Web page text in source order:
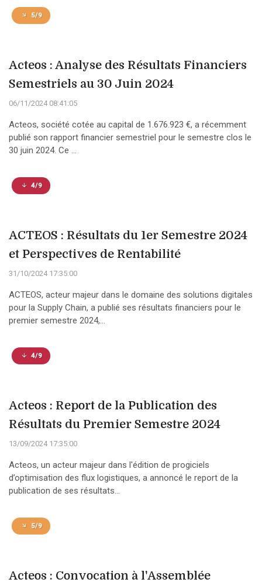
5/9
Acteos : Analyse des Résultats Financiers
Semestriels au 30 Juin 2024
06/11/2024 08:41:05
Acteos, société cotée au capital de 1.676.923 €, a récemment
publié son rapport financier semestriel pour le semestre clos le
30 juin 2024. Ce ...
4/9
ACTEOS : Résultats du 1er Semestre 2024
et Perspectives de Rentabilité
31/10/2024 17:35:00
ACTEOS, acteur majeur dans le domaine des solutions digitales
pour la Supply Chain, a publié ses résultats financiers pour le
premier semestre 2024,...
4/9
Acteos : Report de la Publication des
Résultats du Premier Semestre 2024
13/09/2024 17:35:00
Acteos, un acteur majeur dans l'édition de progiciels
d’optimisation des flux logistiques, a annoncé le report de la
publication de ses résultats...
5/9
Acteos : Convocation à l'Assemblée